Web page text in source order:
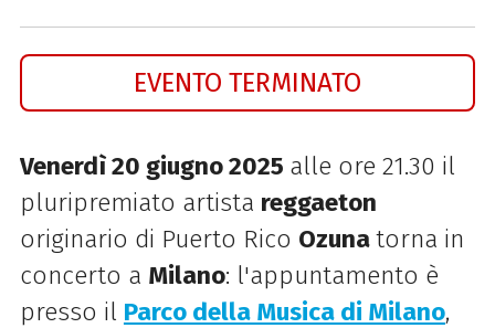
EVENTO TERMINATO
Venerdì 20 giugno 2025 alle ore 21.30 il
pluripremiato artista reggaeton
originario di Puerto Rico Ozunatorna in
concerto a Milano: l'appuntamento è
presso il Parco della Musica di Milano,